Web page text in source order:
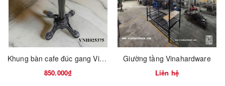
Khung bàn cafe đúc gang Vinahardware
850.000₫
Giường tầng Vinahardware
Liên hệ